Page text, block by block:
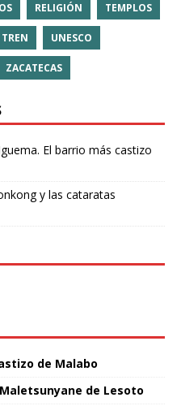
RELIGIÓN TEMPLOS
TREN UNESCO
ZACATECAS
El barrio más castizo
y las cataratas
de Malabo
de Lesoto